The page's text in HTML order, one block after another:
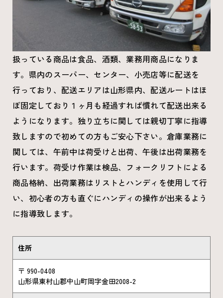
扱っている商品は食品、酒類、業務用商品になりま
す。県内のスーパー、センター、小売店等に配送を
行っており、配送エリアは山形県内、配送ルートはほ
ぼ固定しており１ヶ月も経過すれば慣れて配送出来る
ようになります。独り立ちに関しては親切丁寧に指導
致しますので初めての方もご安心下さい。倉庫業務に
関しては、午前中は荷受けと出荷、午後は出荷業務を
行います。荷受け作業は検品、フォークリフトによる
商品格納、出荷業務はリストとハンディを使用して行
い、初心者の方も直ぐにハンディの操作が出来るよう
に指導致します。
住所
〒 990-0408
山形県東村山郡中山町岡字金田2008-2